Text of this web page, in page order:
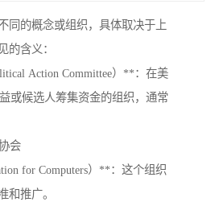
同的概念或组织，具体取决于上
的含义：
Action Committee）**：在美
或候选人筹集资金的组织，通常
会
for Computers）**：这个组织
和推广。